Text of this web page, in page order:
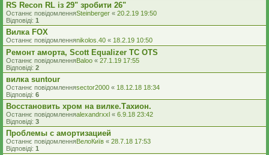
RS Recon RL із 29" зробити 26"
Останнє повідомленняSteinberger « 20.2.19 19:50
Відповіді: 1
Вилка FOX
Останнє повідомленняnikolos.40 « 18.2.19 10:50
Ремонт аморта, Scott Equalizer TC OTS
Останнє повідомленняBaloo « 27.1.19 17:55
Відповіді: 2
вилка suntour
Останнє повідомленняsector2000 « 18.12.18 18:34
Відповіді: 6
Восстановить хром на вилке.Тахион.
Останнє повідомленняalexandrxxl « 6.9.18 23:42
Відповіді: 3
Проблемы с амортизацией
Останнє повідомленняВелоКиїв « 28.7.18 17:53
Відповіді: 1